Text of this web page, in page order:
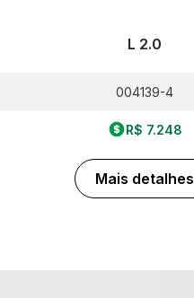
L 2.0
004139-4
R$ 7.248
Mais detalhes